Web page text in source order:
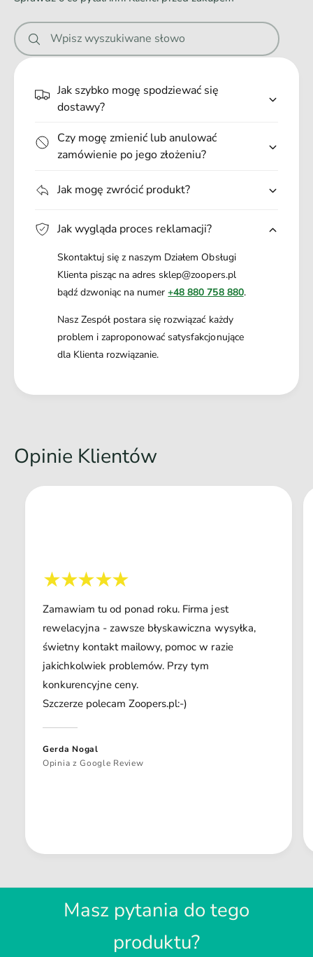
t
u
a
1
5
g
k
a
l
u
s
1
0
i
e
Wpisz wyszukiwane słowo
Jak szybko mogę spodziewać się
dostawy?
Czy mogę zmienić lub anulować
zamówienie po jego złożeniu?
Jak mogę zwrócić produkt?
Jak wygląda proces reklamacji?
Skontaktuj się z naszym Działem Obsługi
Klienta pisząc na adres sklep@zoopers.pl
bądź dzwoniąc na numer+48 880 758 880.
Nasz Zespół postara się rozwiązać każdy
problem i zaproponować satysfakcjonujące
dla Klienta rozwiązanie.
Opinie Klientów
Zamawiam tu od ponad roku. Firma jest
rewelacyjna - zawsze błyskawiczna wysyłka,
świetny kontakt mailowy, pomoc w razie
jakichkolwiek problemów. Przy tym
konkurencyjne ceny.
Szczerze polecam Zoopers.pl:-)
Gerda Nogal
Opinia z Google Review
Masz pytania do tego
produktu?